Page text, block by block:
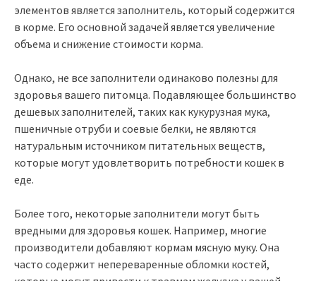
элементов является заполнитель, который содержится
в корме. Его основной задачей является увеличение
объема и снижение стоимости корма.
Однако, не все заполнители одинаково полезны для
здоровья вашего питомца. Подавляющее большинство
дешевых заполнителей, таких как кукурузная мука,
пшеничные отруби и соевые белки, не являются
натуральным источником питательных веществ,
которые могут удовлетворить потребности кошек в
еде.
Более того, некоторые заполнители могут быть
вредными для здоровья кошек. Например, многие
производители добавляют кормам мясную муку. Она
часто содержит непереваренные обломки костей,